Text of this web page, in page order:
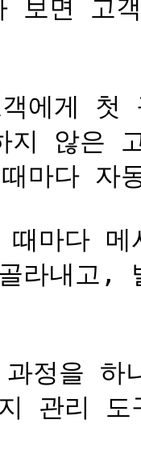
보면 고
에게 첫
지 않은
마다 자
마다
라내고,
과정을
관리 도